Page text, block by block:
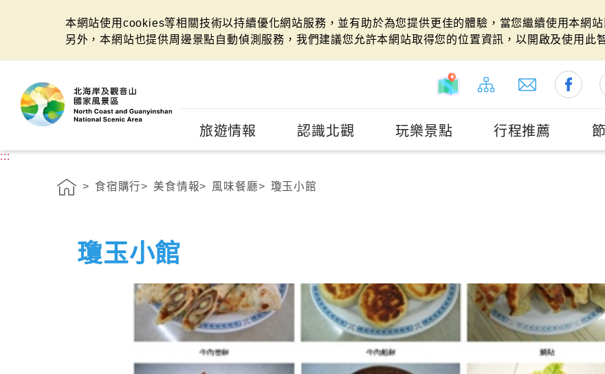
本網站使用cookies等相關技術以持續優化網站服務，並有助於為您提供更佳的體驗，當您繼續使用本網
另外，本網站也提供周邊景點自動偵測服務，我們建議您允許本網站取得您的位置資訊，以開啟及使用此
旅遊情報 認識北觀 玩樂景點 行程推薦
:::
食宿購行 美食情報 風味餐廳 瓊玉小館
瓊玉小館